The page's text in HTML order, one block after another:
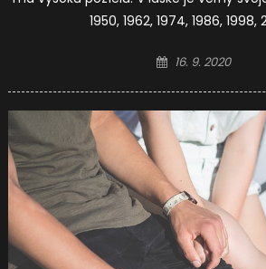
1950, 1962, 1974, 1986, 1998,
Posted
16. 9. 2020